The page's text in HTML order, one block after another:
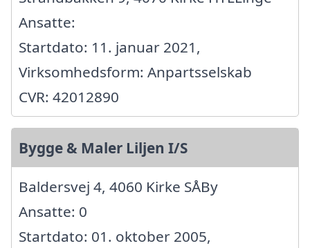
Ansatte:
Startdato: 11. januar 2021,
Virksomhedsform: Anpartsselskab
CVR: 42012890
Bygge & Maler Liljen I/S
Baldersvej 4, 4060 Kirke SÅBy
Ansatte: 0
Startdato: 01. oktober 2005,